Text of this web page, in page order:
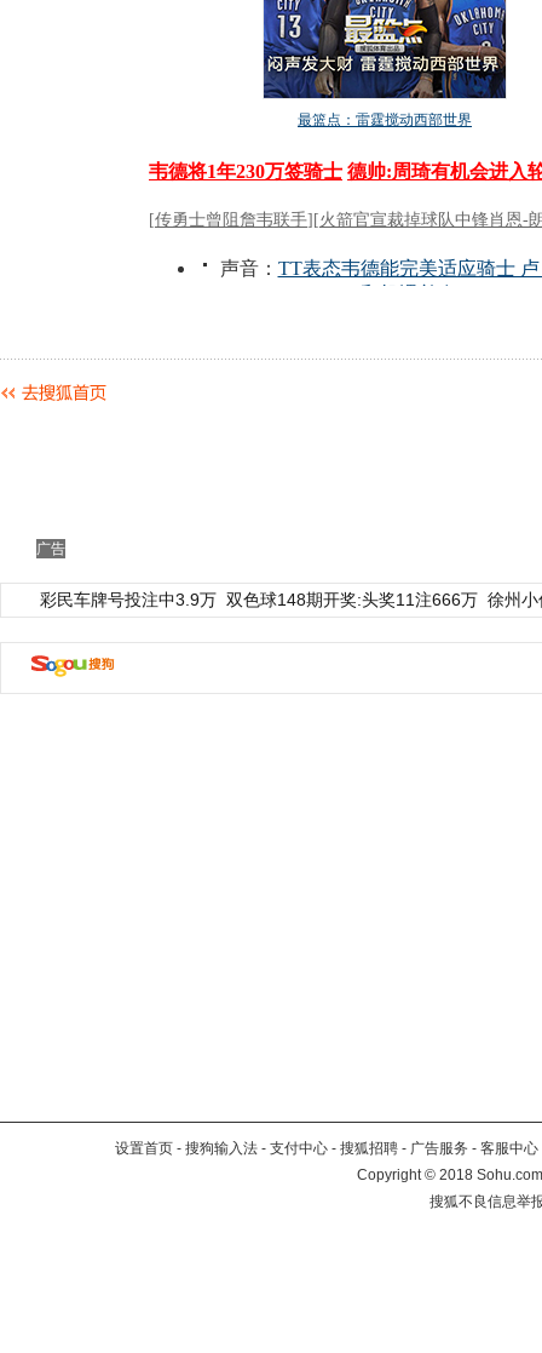
广告
彩民车牌号投注中3.9万 双色球148期开奖:头奖11注666万 徐州
设置首页 - 搜狗输入法 - 支付中心 - 搜狐招聘 - 广告服务 - 客服中心
Copyright©2018
搜狐不良信息举